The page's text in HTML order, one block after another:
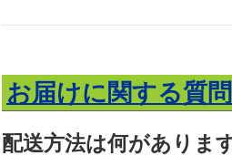
お届けに関する質問
配送方法は何がありま